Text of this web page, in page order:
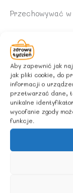
Aby zapewnić jak
jak pliki cookie, do
informacji o
przetwarzać dane,
unikalne
wycofanie zgody
funkcje.
Przechowywać
POCHODZENIE
Rolnictwo spoza
Podobne